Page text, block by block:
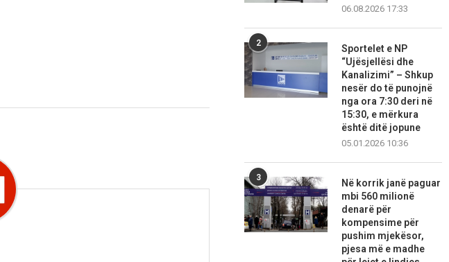
06.08.2026 17:33
2
Sportelet e NP
“Ujësjellësi dhe
Kanalizimi” – Shkup
nesër do të punojnë
nga ora 7:30 deri në
15:30, e mërkura
është ditë jopune
05.01.2026 10:36
3
Në korrik janë paguar
mbi 560 milionë
denarë për
kompensime për
pushim mjekësor,
pjesa më e madhe